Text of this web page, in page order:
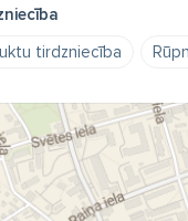
tirdzniecība